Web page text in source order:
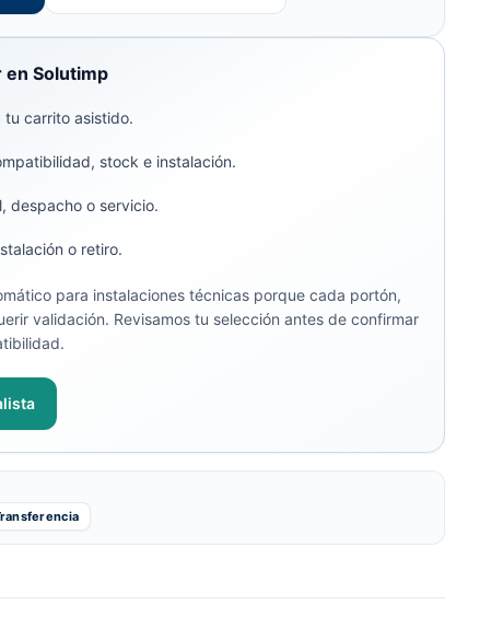
en Solutimp
tu carrito asistido.
stock e instalación.
despacho o servicio.
o retiro.
para instalaciones técnicas porque cada portón,
validación. Revisamos tu selección antes de confirmar